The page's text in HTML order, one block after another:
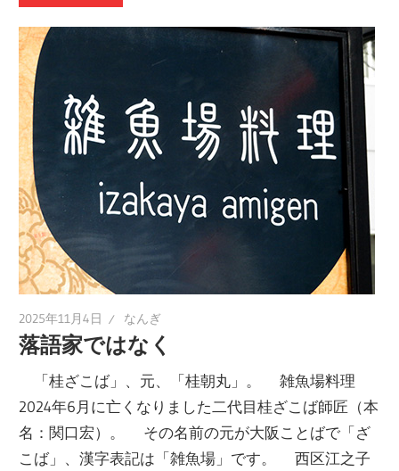
2025年11月4日 なんぎ
落語家ではなく
「桂ざこば」、元、「桂朝丸」。 雑魚場料理
2024年6月に亡くなりました二代目桂ざこば師匠（本
名：関口宏）。 その名前の元が大阪ことばで「ざ
こば」、漢字表記は「雑魚場」です。 西区江之子